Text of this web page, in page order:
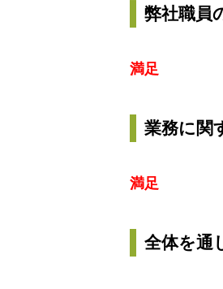
弊社職員
満足
業務に関
満足
全体を通